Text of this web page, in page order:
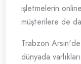
işletmelerin
müşterilere de
Trabzon
dünyada